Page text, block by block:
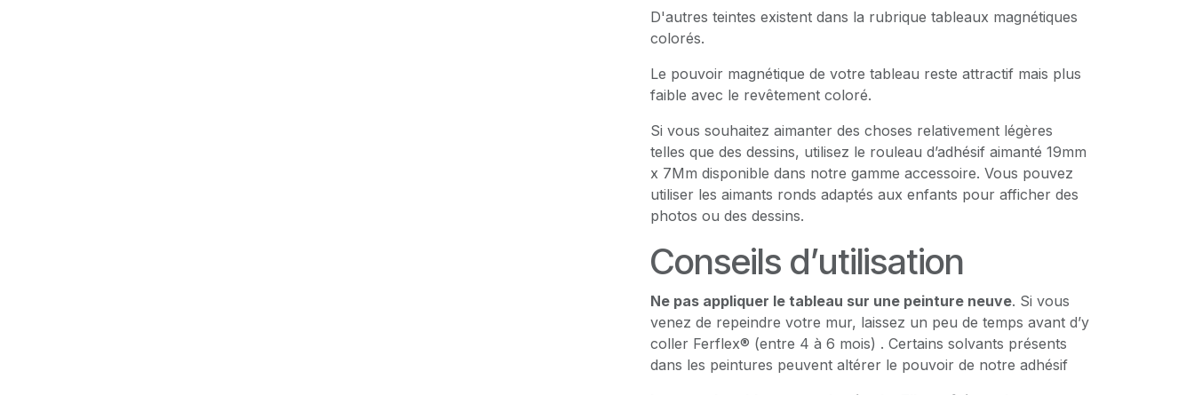
D'autres teintes existent dans la rubrique tableaux magnétiques
colorés.
Le pouvoir magnétique de votre tableau reste attractif mais plus
faible avec le revêtement coloré.
Si vous souhaitez aimanter des choses relativement légères
telles que des dessins, utilisez le rouleau d’adhésif aimanté 19mm
x 7Mm disponible dans notre gamme accessoire. Vous pouvez
utiliser les aimants ronds adaptés aux enfants pour afficher des
photos ou des dessins.
Conseils d’utilisation
Ne pas appliquer le tableau sur une peinture neuve. Si vous
venez de repeindre votre mur, laissez un peu de temps avant d’y
coller Ferflex® (entre 4 à 6 mois) . Certains solvants présents
dans les peintures peuvent altérer le pouvoir de notre adhésif